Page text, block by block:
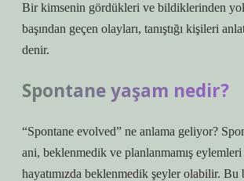
Bir kimsenin gördükleri ve bildiklerinden
başından geçen olayları, tanıştığı kişileri
denir.
Spontane yaşam nedir?
“Spontane evolved” ne anlama geliyor?
ani, beklenmedik ve planlanmamış eylemleri
hayatımızda beklenmedik şeyler olabilir.